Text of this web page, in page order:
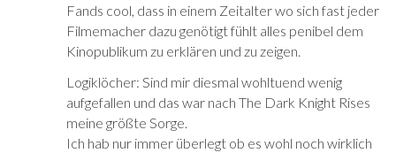
Fands cool, dass in einem Zeitalter wo sich fast jeder
Filmemacher dazu genötigt fühlt alles penibel dem
Kinopublikum zu erklären und zu zeigen.
Logiklöcher: Sind mir diesmal wohltuend wenig
aufgefallen und das war nach The Dark Knight Rises
meine größte Sorge.
Ich hab nur immer überlegt ob es wohl noch wirklich